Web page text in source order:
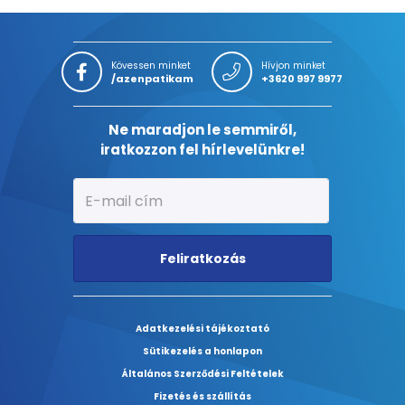
Kövessen minket
/azenpatikam
Hívjon minket
+3620 997 9977
Ne maradjon le semmiről,
iratkozzon fel hírlevelünkre!
Feliratkozás
Adatkezelési tájékoztató
Sütikezelés a honlapon
Általános Szerződési Feltételek
Fizetés és szállítás